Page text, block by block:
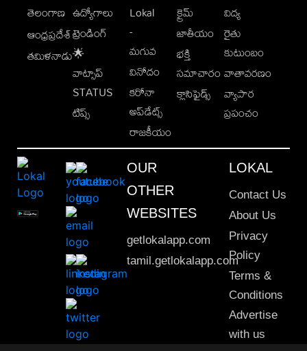
తెలంగాణ
ఆంధ్రప్రదేశ్
తమిళనాడు
ఉద్యోగాలు
ట్రెండింగ్
🌟
వాట్సాప్
STATUS
టిప్స్
Lokal
-
మగువ
వినోదం
కరోనా
అప్‌డేట్స్
రాజకీయం
క్రైమ్
జాతీయం
భక్తి
సమాచారం
క్లాసిఫైడ్స్
విద్య
రైతు
కుటుంబం
వాతావరణం
వ్యాపార
ప్రపంచం
OUR
OTHER
WEBSITES
getlokalapp.com
tamil.getlokalapp.com
LOKAL
Contact Us
About Us
Privacy
Policy
Terms &
Conditions
Advertise
with us